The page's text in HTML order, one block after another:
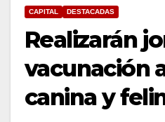
CAPITAL DESTACADAS
Realizarán
vacunación
canina y